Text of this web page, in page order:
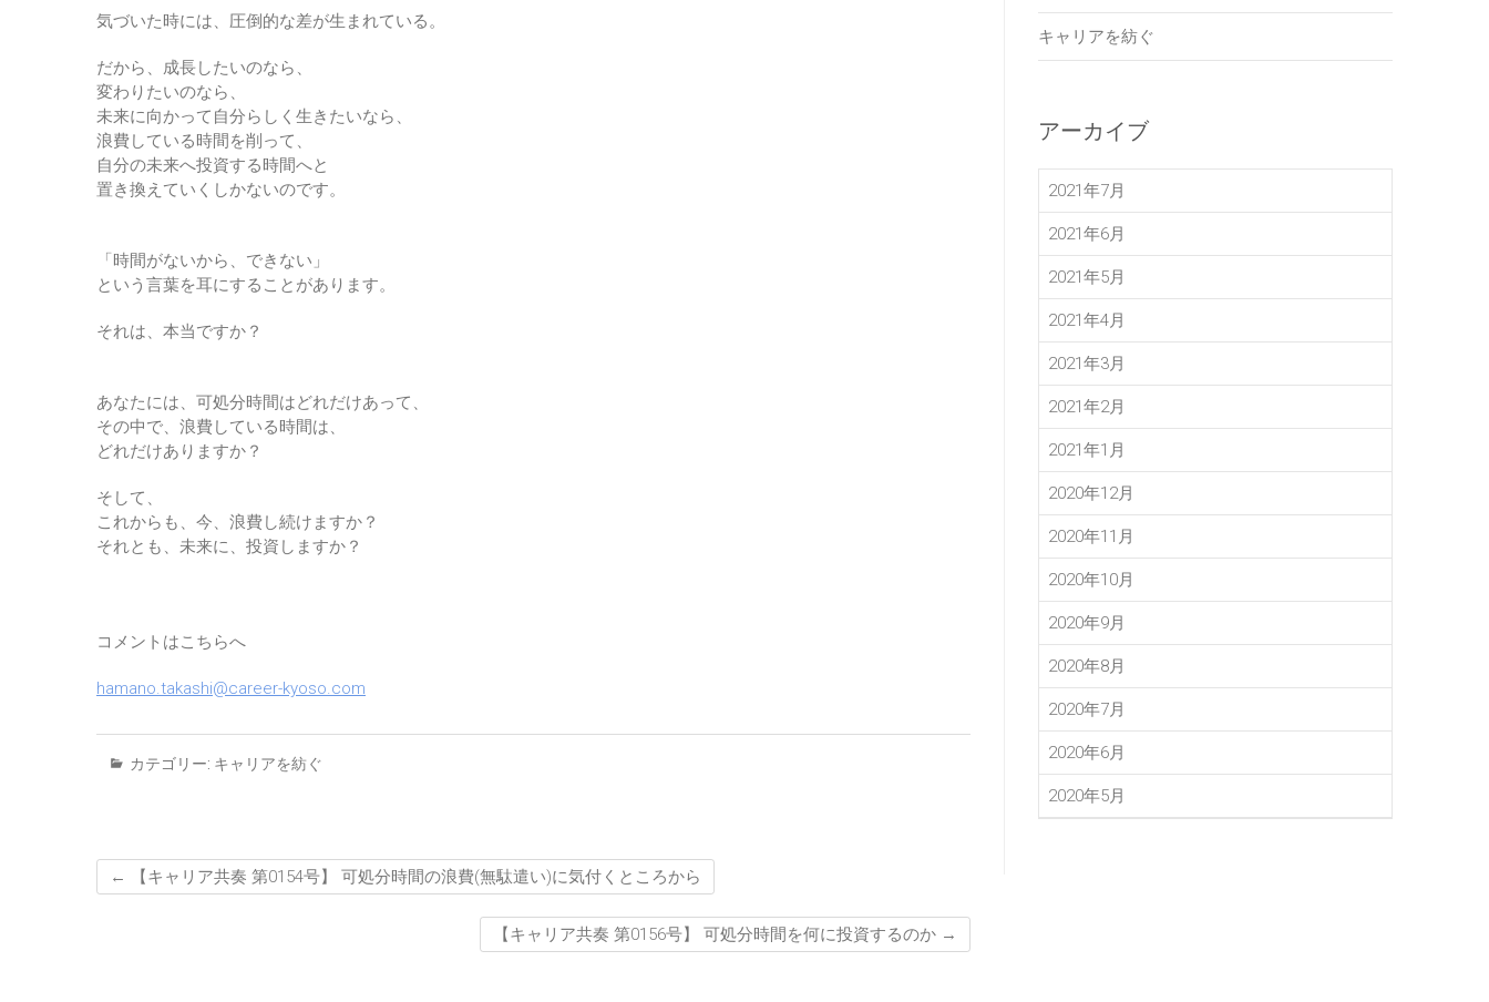
気づいた時には、圧倒的な差が生まれている。
だから、成長したいのなら、
変わりたいのなら、
未来に向かって自分らしく生きたいなら、
浪費している時間を削って、
自分の未来へ投資する時間へと
置き換えていくしかないのです。
「時間がないから、できない」
という言葉を耳にすることがあります。
それは、本当ですか？
あなたには、可処分時間はどれだけあって、
その中で、浪費している時間は、
どれだけありますか？
そして、
これからも、今、浪費し続けますか？
それとも、未来に、投資しますか？
コメントはこちらへ
hamano.takashi@career-kyoso.com
カテゴリー: キャリアを紡ぐ
← 【キャリア共奏 第0154号】 可処分時間の浪費(無駄遣い)に気付くところから
【キャリア共奏 第0156号】 可処分時間を何に投資するのか →
キャリアを紡ぐ
アーカイブ
2021年7月
2021年6月
2021年5月
2021年4月
2021年3月
2021年2月
2021年1月
2020年12月
2020年11月
2020年10月
2020年9月
2020年8月
2020年7月
2020年6月
2020年5月